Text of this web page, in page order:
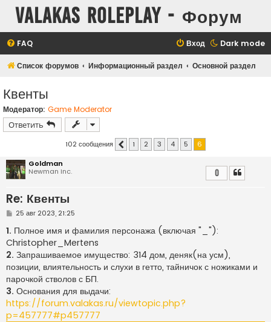
Valakas Roleplay - Форум
Dark mode
FAQ Вход
Список форумов Информационный раздел Основной раздел
Квенты
Модератор: Game Moderator
Ответить
102 сообщения Пред.
1 2 3 4 5
6
Goldman
Newman Inc.
Re: Квенты
0
С
о
б
щ
н
и
25 авг 2023, 21:25
1. Полное имя и фамилия персонажа (включая "_"):
Christopher_Mertens
2. Запрашиваемое имущество: 314 дом, деняк(на усм),
позиции, влиятельность и слухи в гетто, тайничок с ножиками и
парочкой стволов с БП.
3. Основания для выдачи:
https://forum.valakas.ru/viewtopic.php?
p=457777#p457777